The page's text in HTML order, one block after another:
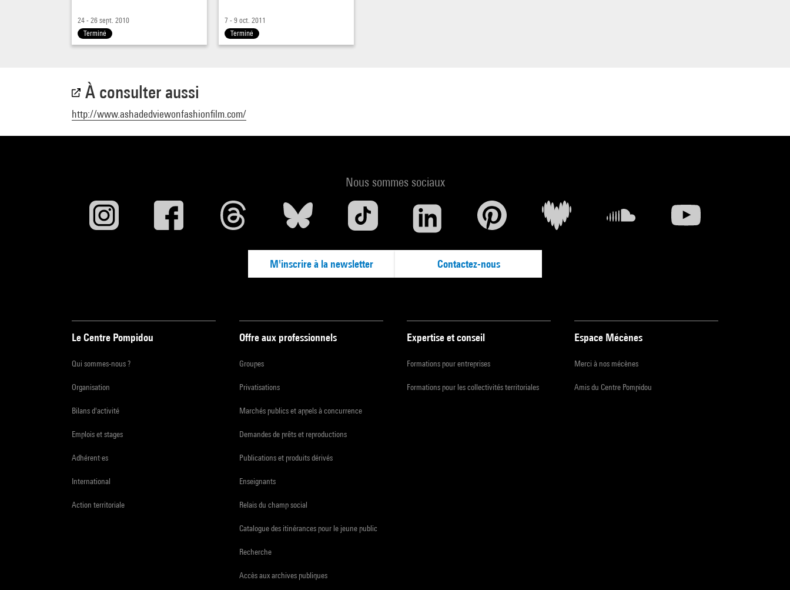
24 - 26 sept. 2010
Terminé
7 - 9 oct. 2011
Terminé
À consulter aussi
http://www.ashadedviewonfashionfilm.com/
Nous sommes sociaux
M'inscrire à la newsletter Contactez-nous
Le Centre Pompidou
Qui sommes-nous ?
Organisation
Bilans d'activité
Emplois et stages
Adhérent·es
International
Action territoriale
Offre aux professionnels
Groupes
Privatisations
Marchés publics et appels à concurrence
Demandes de prêts et reproductions
Publications et produits dérivés
Enseignants
Relais du champ social
Catalogue des itinérances pour le jeune public
Recherche
Accès aux archives publiques
Expertise et conseil
Formations pour entreprises
Formations pour les collectivités territoriales
Espace Mécènes
Merci à nos mécènes
Amis du Centre Pompidou